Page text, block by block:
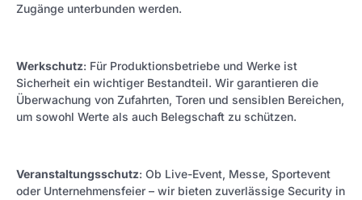
Zugänge unterbunden werden.
Werkschutz: Für Produktionsbetriebe und Werke ist
Sicherheit ein wichtiger Bestandteil. Wir garantieren die
Überwachung von Zufahrten, Toren und sensiblen Bereichen,
um sowohl Werte als auch Belegschaft zu schützen.
Veranstaltungsschutz: Ob Live-Event, Messe, Sportevent
oder Unternehmensfeier – wir bieten zuverlässige Security in